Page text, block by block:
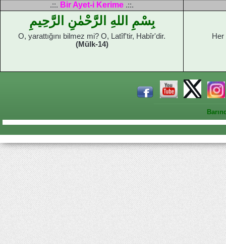
.::. Bir Ayet-i Kerime .::.
بِسْمِ اللهِ الرَّحْمٰنِ الرَّحِيمِ
O, yarattığını bilmez mi? O, Latîf'tir, Habîr'dir.
(Mülk-14)
Her